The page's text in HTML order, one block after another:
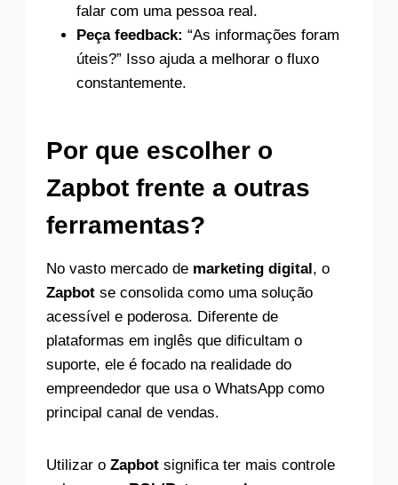
falar com uma pessoa real.
Peça feedback: “As informações foram
úteis?” Isso ajuda a melhorar o fluxo
constantemente.
Por que escolher o
Zapbot frente a outras
ferramentas?
No vasto mercado de marketing digital, o
Zapbot se consolida como uma solução
acessível e poderosa. Diferente de
plataformas em inglês que dificultam o
suporte, ele é focado na realidade do
empreendedor que usa o WhatsApp como
principal canal de vendas.
Utilizar o Zapbot significa ter mais controle